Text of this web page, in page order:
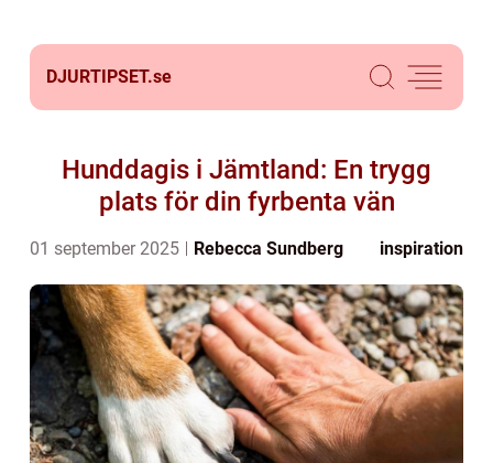
DJURTIPSET.se
Hunddagis i Jämtland: En trygg
plats för din fyrbenta vän
01 september 2025 Rebecca Sundberg inspiration